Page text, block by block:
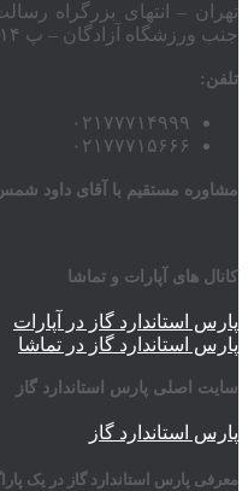
تهران – انتهای بزرگراه
جنب ورزشگاه آزادگان – پ ۱۴ و ۱۶
تلفن:
۰۲۱۷۷۷۱۴۹۹۹
۰۲۱۷۷۷۱۵۶۶۶
مشاوره مستقیم با آقای داود شمس آذر
کانال های آپارات و تماشا
پارس استاندارد گاز در آپارات
پارس استاندارد گاز در تماشا
سایت اصلی پارس استاندارد گاز
پارس استاندارد گاز
معرفی پارس استاندارد گاز در یک